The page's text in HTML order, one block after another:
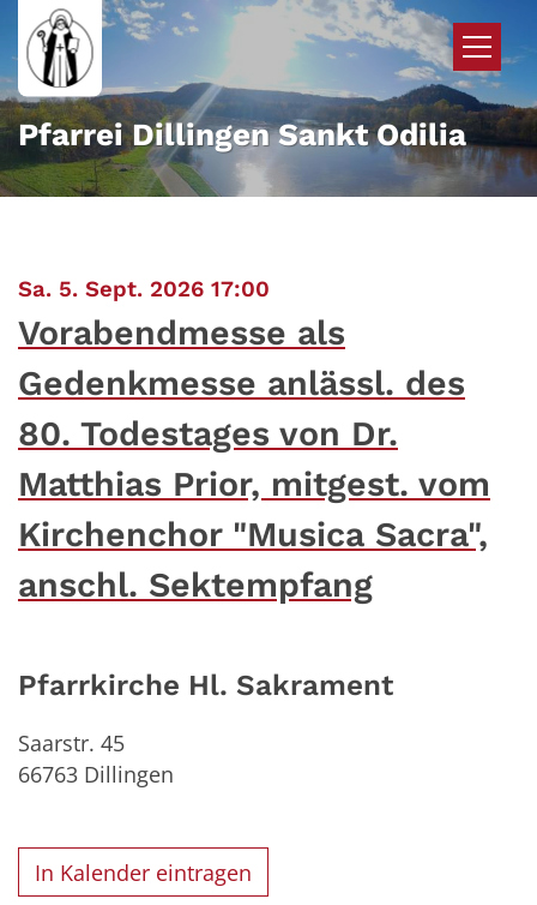
Zum Inhalt springen
Pfarrei Dillingen Sankt Odilia
Sa. 5. Sept. 2026 17:00
Vorabendmesse als
Gedenkmesse anlässl. des
80. Todestages von Dr.
Matthias Prior, mitgest. vom
Kirchenchor "Musica Sacra",
anschl. Sektempfang
Pfarrkirche Hl. Sakrament
Saarstr. 45
66763 Dillingen
In Kalender eintragen